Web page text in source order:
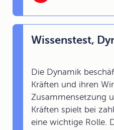
Wissenstest,
Die Dynamik
Kräften und ihren
Zusammensetzung
Kräften spielt bei
eine wichtige Rolle.